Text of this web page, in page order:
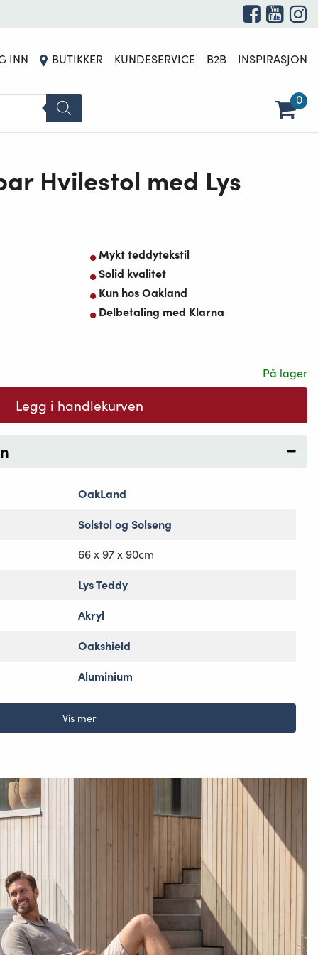
INN BUTIKKER KUNDESERVICE B2B INSPIRASJON
0
Hvilestol med Lys
Mykt teddytekstil
Solid kvalitet
Kun hos Oakland
Delbetaling med Klarna
På lager
Legg i handlekurven
OakLand
Solstol og Solseng
66 x 97 x 90cm
Lys Teddy
Akryl
Oakshield
Aluminium
Vis mer